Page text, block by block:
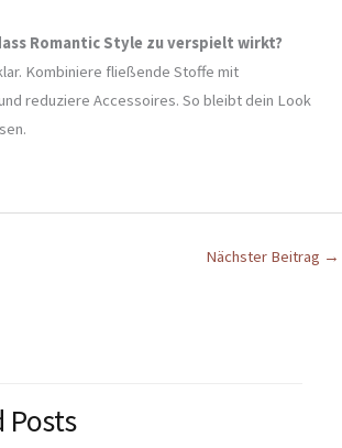
Romantic Style zu verspielt wirkt?
Kombiniere fließende Stoffe mit
reduziere Accessoires. So bleibt dein Look
Nächster Beitrag →
Posts